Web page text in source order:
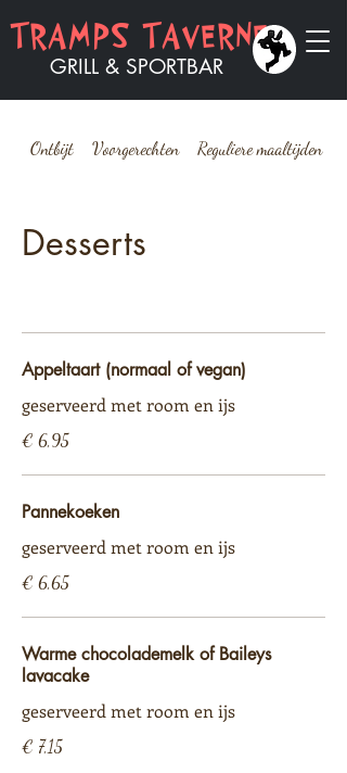
TRAMPS TAVERNE
GRILL & SPORTBAR
Ontbijt Voorgerechten Reguliere maaltijden
Desserts
Appeltaart (normaal of vegan)
geserveerd met room en ijs
€ 6,95
Pannekoeken
geserveerd met room en ijs
€ 6,65
Warme chocolademelk of Baileys
lavacake
geserveerd met room en ijs
€ 7,15